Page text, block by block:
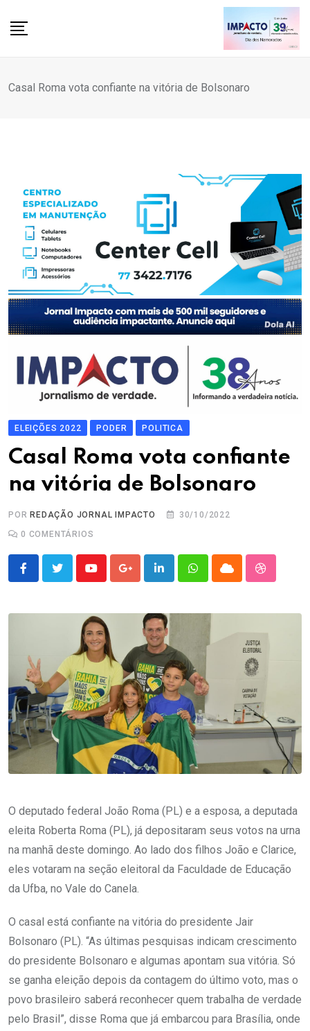
Casal Roma vota confiante na vitória de Bolsonaro
ELEIÇÕES 2022 PODER POLITICA
Casal Roma vota confiante
na vitória de Bolsonaro
POR REDAÇÃO JORNAL IMPACTO
30/10/2022
0 COMENTÁRIOS
YoutubeGoogle+LinkedInWhatsappCloud
O deputado federal João Roma (PL) e a esposa, a deputada
eleita Roberta Roma (PL), já depositaram seus votos na urna
na manhã deste domingo. Ao lado dos filhos João e Clarice,
eles votaram na seção eleitoral da Faculdade de Educação
da Ufba, no Vale do Canela.
O casal está confiante na vitória do presidente Jair
Bolsonaro (PL). “As últimas pesquisas indicam crescimento
do presidente Bolsonaro e algumas apontam sua vitória. Só
se ganha eleição depois da contagem do último voto, mas o
povo brasileiro saberá reconhecer quem trabalha de verdade
pelo Brasil”, disse Roma que já embarcou para Brasília, onde